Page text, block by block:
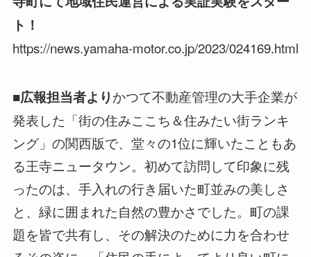
ト！
https://news.yamaha-motor.co.jp/2023/024169.html
■広報担当者よりかつて不動産管理の大手企業が
発表した「街の住みここち＆住みたい街ランキ
ング」の関西版で、堂々の1位に輝いたこともあ
る王寺ニュータウン。初めて訪問して印象に残
ったのは、手入れの行き届いた町並みの美しさ
と、緑に囲まれた自然の豊かさでした。町の課
題を皆で共有し、その解決のために力を合わせ